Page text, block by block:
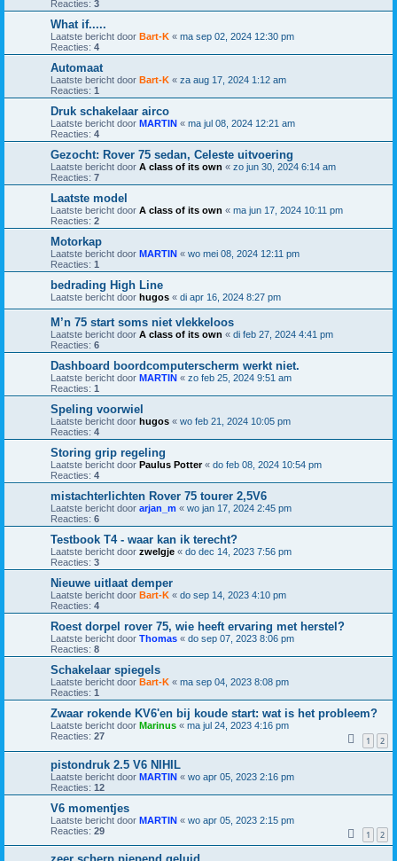
Reacties: 3
What if.....
Laatste bericht door Bart-K « ma sep 02, 2024 12:30 pm
Reacties: 4
Automaat
Laatste bericht door Bart-K « za aug 17, 2024 1:12 am
Reacties: 1
Druk schakelaar airco
Laatste bericht door MARTIN « ma jul 08, 2024 12:21 am
Reacties: 4
Gezocht: Rover 75 sedan, Celeste uitvoering
Laatste bericht door A class of its own « zo jun 30, 2024 6:14 am
Reacties: 7
Laatste model
Laatste bericht door A class of its own « ma jun 17, 2024 10:11 pm
Reacties: 2
Motorkap
Laatste bericht door MARTIN « wo mei 08, 2024 12:11 pm
Reacties: 1
bedrading High Line
Laatste bericht door hugos « di apr 16, 2024 8:27 pm
M’n 75 start soms niet vlekkeloos
Laatste bericht door A class of its own « di feb 27, 2024 4:41 pm
Reacties: 6
Dashboard boordcomputerscherm werkt niet.
Laatste bericht door MARTIN « zo feb 25, 2024 9:51 am
Reacties: 1
Speling voorwiel
Laatste bericht door hugos « wo feb 21, 2024 10:05 pm
Reacties: 4
Storing grip regeling
Laatste bericht door Paulus Potter« do feb 08, 2024 10:54 pm
Reacties: 4
mistachterlichten Rover 75 tourer 2,5V6
Laatste bericht door arjan_m « wo jan 17, 2024 2:45 pm
Reacties: 6
Testbook T4 - waar kan ik terecht?
Laatste bericht door zwelgje « do dec 14, 2023 7:56 pm
Reacties: 3
Nieuwe uitlaat demper
Laatste bericht door Bart-K « do sep 14, 2023 4:10 pm
Reacties: 4
Roest dorpel rover 75, wie heeft ervaring met herstel?
Laatste bericht door Thomas « do sep 07, 2023 8:06 pm
Reacties: 8
Schakelaar spiegels
Laatste bericht door Bart-K « ma sep 04, 2023 8:08 pm
Reacties: 1
Zwaar rokende KV6'en bij koude start: wat is het probleem?
Laatste bericht door Marinus « ma jul 24, 2023 4:16 pm
Reacties: 27 1 2
pistondruk 2.5 V6 NIHIL
Laatste bericht door MARTIN « wo apr 05, 2023 2:16 pm
Reacties: 12
V6 momentjes
Laatste bericht door MARTIN « wo apr 05, 2023 2:15 pm
Reacties: 29 1 2